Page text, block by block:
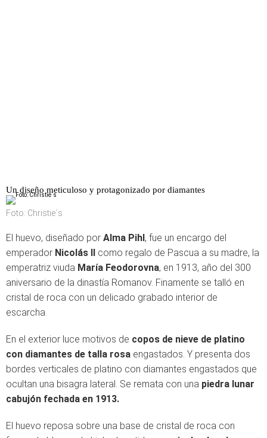
Un diseño meticuloso y protagonizado por diamantes
Foto: Christie´s
El huevo, diseñado por Alma Pihl, fue un encargo del
emperador Nicolás II como regalo de Pascua a su madre, la
emperatriz viuda María Feodorovna, en 1913, año del 300
aniversario de la dinastía Romanov. Finamente se talló en
cristal de roca con un delicado grabado interior de
escarcha.
En el exterior luce motivos de copos de nieve de platino
con diamantes de talla rosa engastados. Y presenta dos
bordes verticales de platino con diamantes engastados que
ocultan una bisagra lateral. Se remata con una piedra lunar
cabujón fechada en 1913.
El huevo reposa sobre una base de cristal de roca con